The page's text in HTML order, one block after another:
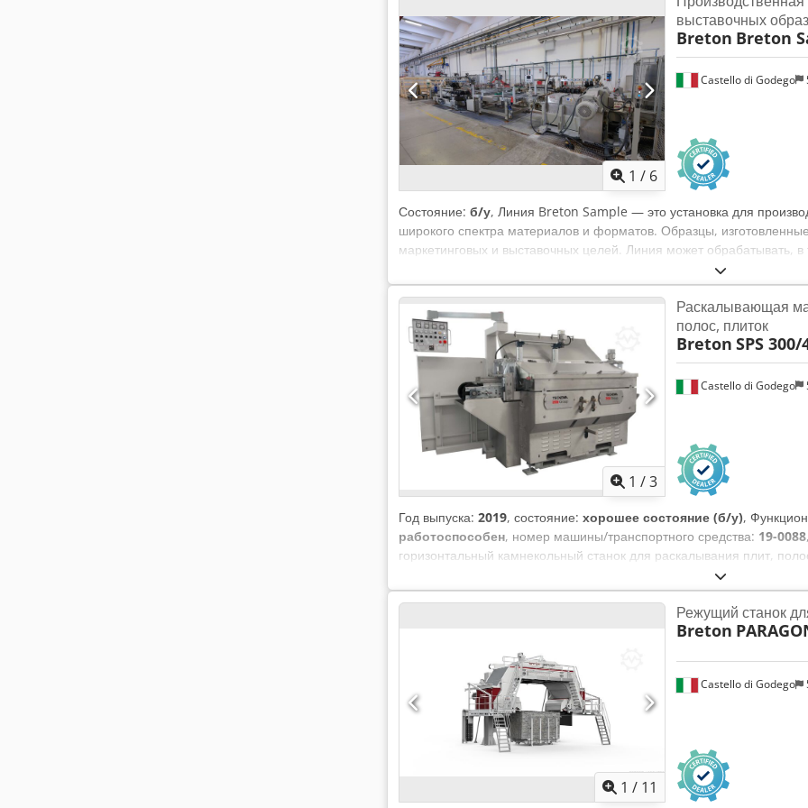
1 / 6
Castello di Godego
выставочных
Breton Breton
Состояние: б/у, Линия Breton Sample — это установка для
широкого спектра материалов и форматов. Образцы,
маркетинговых и выставочных целей. Линия может обрабатывать,
1 /3
Castello di Godego
Раскалывающая
полос, плиток
Breton SPS 300/
Год выпуска: 2019, состояние: хорошее состояние (б/у),
работоспособен, номер машины/транспортного средства: 19-0088
горизонтальный камнекольный станок для раскалывания плит,
натурального камня и искусственного камня. Credpsvupmwjfx
1 / 11
Castello di Godego
Режущий станок
Breton